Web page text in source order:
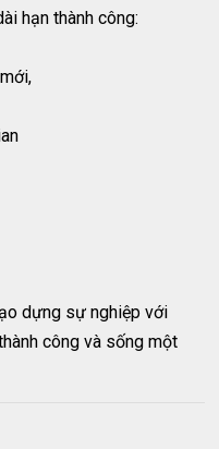
hạn thành công:
dựng sự nghiệp với
công và sống một